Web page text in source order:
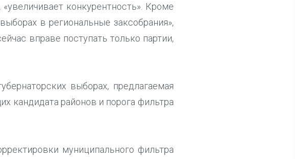
конкурентность». Кроме
в региональные заксобрания»,
вправе поступать только партии,
выборах, предлагаемая
кандидата районов и порога фильтра
муниципального фильтра